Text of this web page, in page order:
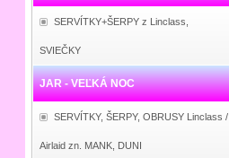
SERVÍTKY+ŠERPY z Linclass,
SVIEČKY
JAR - VEĽKÁ NOC
SERVÍTKY, ŠERPY, OBRUSY Linclass /
Airlaid zn. MANK, DUNI